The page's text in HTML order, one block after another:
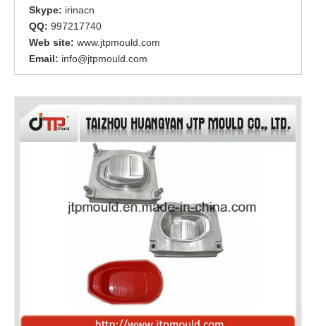
Skype: irinacn
QQ: 997217740
Web site: www.jtpmould.com
Email: info@jtpmould.com